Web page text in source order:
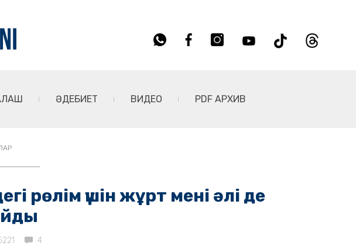
ӘДЕБИЕТ ВИДЕО PDF АРХИВ
рөлім үшін жұрт мені әлі де
4